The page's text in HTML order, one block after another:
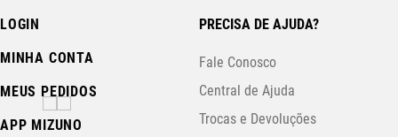
LOGIN
MINHA CONTA
MEUS PEDIDOS
APP MIZUNO
PRECISA DE AJUDA?
Fale Conosco
Central de Ajuda
Trocas e Devoluções